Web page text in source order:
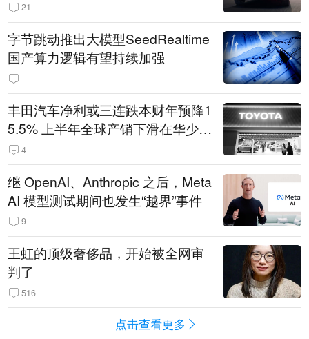
21
字节跳动推出大模型SeedRealtime
国产算力逻辑有望持续加强
丰田汽车净利或三连跌本财年预降1
5.5% 上半年全球产销下滑在华少卖
14.3万辆
4
继 OpenAI、Anthropic 之后，Meta
AI 模型测试期间也发生“越界”事件
9
王虹的顶级奢侈品，开始被全网审
判了
516
点击查看更多